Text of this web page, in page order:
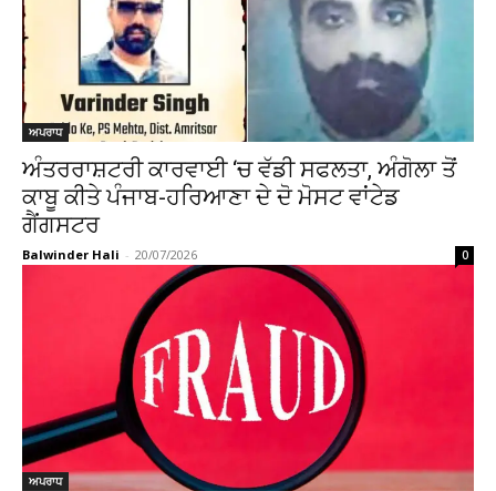
ਅਪਰਾਧ
ਅੰਤਰਰਾਸ਼ਟਰੀ ਕਾਰਵਾਈ ‘ਚ ਵੱਡੀ ਸਫਲਤਾ, ਅੰਗੋਲਾ ਤੋਂ
ਕਾਬੂ ਕੀਤੇ ਪੰਜਾਬ-ਹਰਿਆਣਾ ਦੇ ਦੋ ਮੋਸਟ ਵਾਂਟੇਡ
ਗੈਂਗਸਟਰ
Balwinder Hali - 20/07/2026 0
ਅਪਰਾਧ